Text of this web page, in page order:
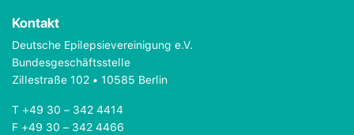
Kontakt
Deutsche Epilepsievereinigung e.V.
Bundesgeschäftsstelle
Zillestraße 102 • 10585 Berlin
T +49 30 – 342 4414
F +49 30 – 342 4466